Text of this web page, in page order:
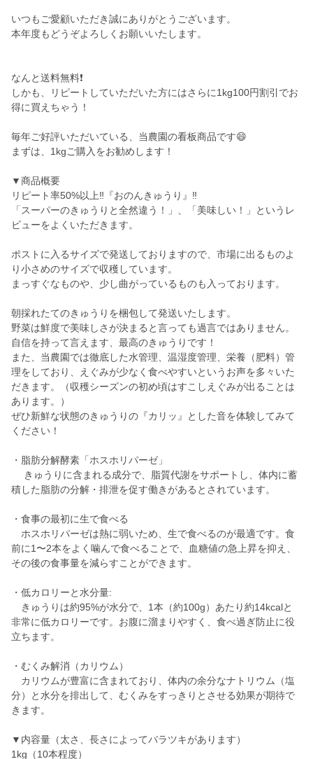
いつもご愛顧いただき誠にありがとうございます。
本年度もどうぞよろしくお願いいたします。
なんと送料無料❗️
しかも、リピートしていただいた方にはさらに1kg100円割引でお
得に買えちゃう！
毎年ご好評いただいている、当農園の看板商品です😄
まずは、1kgご購入をお勧めします！
▼商品概要
リピート率50%以上‼️『おのんきゅうり』‼️
「スーパーのきゅうりと全然違う！」、「美味しい！」というレ
ビューをよくいただきます。
ポストに入るサイズで発送しておりますので、市場に出るものよ
り小さめのサイズで収穫しています。
まっすぐなものや、少し曲がっているものも入っております。
朝採れたてのきゅうりを梱包して発送いたします。
野菜は鮮度で美味しさが決まると言っても過言ではありません。
自信を持って言えます、最高のきゅうりです！
また、当農園では徹底した水管理、温湿度管理、栄養（肥料）管
理をしており、えぐみが少なく食べやすいというお声を多々いた
だきます。（収穫シーズンの初め頃はすこしえぐみが出ることは
あります。）
ぜひ新鮮な状態のきゅうりの『カリッ』とした音を体験してみて
ください！
・脂肪分解酵素「ホスホリパーゼ」
きゅうりに含まれる成分で、脂質代謝をサポートし、体内に蓄
積した脂肪の分解・排泄を促す働きがあるとされています。
・食事の最初に生で食べる
ホスホリパーゼは熱に弱いため、生で食べるのが最適です。食
前に1〜2本をよく噛んで食べることで、血糖値の急上昇を抑え、
その後の食事量を減らすことができます。
・低カロリーと水分量:
きゅうりは約95%が水分で、1本（約100g）あたり約14kcalと
非常に低カロリーです。お腹に溜まりやすく、食べ過ぎ防止に役
立ちます。
・むくみ解消（カリウム）
カリウムが豊富に含まれており、体内の余分なナトリウム（塩
分）と水分を排出して、むくみをすっきりとさせる効果が期待で
きます。
▼内容量（太さ、長さによってバラツキがあります）
1kg（10本程度）